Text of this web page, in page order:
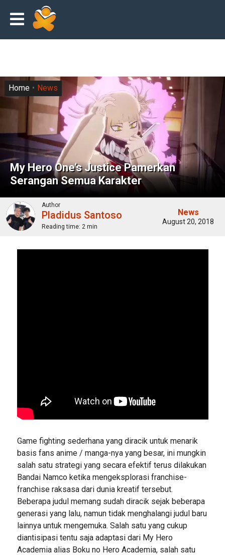
My Hero One’s Justice Pamerkan
Serangan Semua Karakter
Home News
Author
Pladidus Santoso
Reading time: 2 min
News
August 20, 2018
Game fighting sederhana yang diracik untuk menarik
basis fans anime / manga-nya yang besar, ini mungkin
salah satu strategi yang secara efektif terus dilakukan
Bandai Namco ketika mengeksplorasi franchise-
franchise raksasa dari dunia kreatif tersebut.
Beberapa judul memang sudah diracik sejak beberapa
generasi yang lalu, namun tidak menghalangi judul baru
lainnya untuk mengemuka. Salah satu yang cukup
diantisipasi tentu saja adaptasi dari My Hero
Academia alias Boku no Hero Academia, salah satu